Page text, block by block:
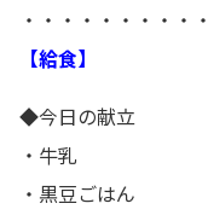
・・・・・・・・・
【給食】
◆今日の献立
・牛乳
・黒豆ごはん